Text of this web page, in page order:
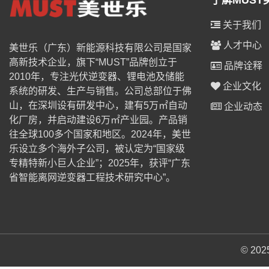
美世乐（广东）新能源科技有限公司是国家
高新技术企业，旗下“MUST”品牌创立于
2010年，专注光伏逆变器、锂电池及储能
系统的研发、生产与销售。公司总部位于佛
山，在深圳设有研发中心，建有5万㎡自动
化厂房，并启动建设6万㎡产业园。产品销
往全球100多个国家和地区。2024年，美世
乐设立多个海外子公司，被认定为“国家级
专精特新小巨人企业”；2025年，获评“广东
省智能离网逆变器工程技术研究中心”。
关于我们
人才中心
品牌诠释
企业文化
企业动态
©